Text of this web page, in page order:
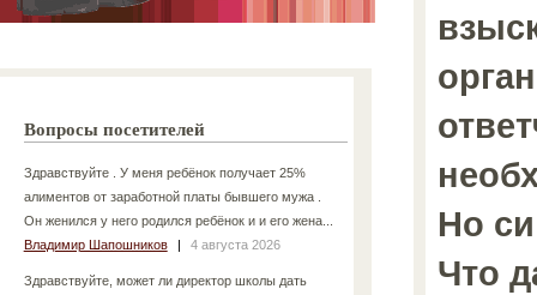
Вопросы посетителей
Здравствуйте . У меня ребёнок получает 25%
алиментов от заработной платы бывшего мужа .
Он женился у него родился ребёнок и и его жена...
Владимир Шапошников
| 4 августа 2026
Здравствуйте, может ли директор школы дать
Но
Что